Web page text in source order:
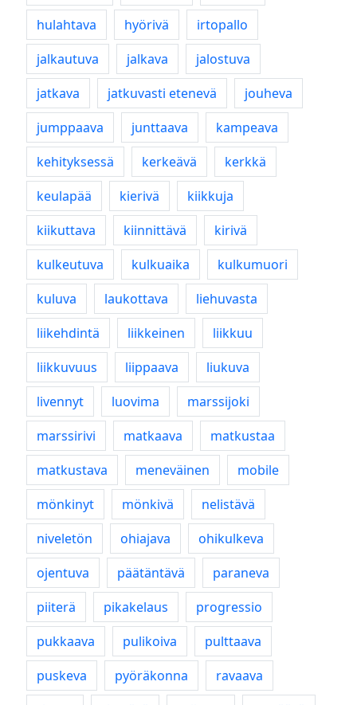
hulahtava
hyörivä
irtopallo
jalkautuva
jalkava
jalostuva
jatkava
jatkuvasti etenevä
jouheva
jumppaava
junttaava
kampeava
kehityksessä
kerkeävä
kerkkä
keulapää
kierivä
kiikkuja
kiikuttava
kiinnittävä
kirivä
kulkeutuva
kulkuaika
kulkumuori
kuluva
laukottava
liehuvasta
liikehdintä
liikkeinen
liikkuu
liikkuvuus
liippaava
liukuva
livennyt
luovima
marssijoki
marssirivi
matkaava
matkustaa
matkustava
meneväinen
mobile
mönkinyt
mönkivä
nelistävä
niveletön
ohiajava
ohikulkeva
ojentuva
päätäntävä
paraneva
piiterä
pikakelaus
progressio
pukkaava
pulikoiva
pulttaava
puskeva
pyöräkonna
ravaava